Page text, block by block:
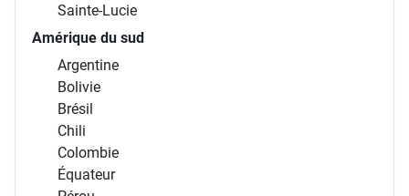
Sainte-Lucie
Amérique du sud
Argentine
Bolivie
Brésil
Chili
Colombie
Équateur